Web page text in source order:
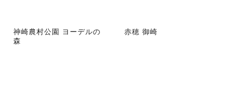
神崎農村公園 ヨーデルの
森
赤穂 御崎